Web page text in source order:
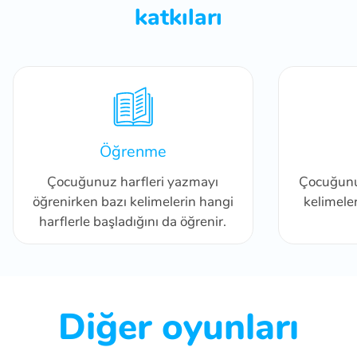
katkıları
Öğrenme
Çocuğunuz harfleri yazmayı
öğrenirken bazı kelimelerin hangi
harflerle başladığını da öğrenir.
Diğer oyunları